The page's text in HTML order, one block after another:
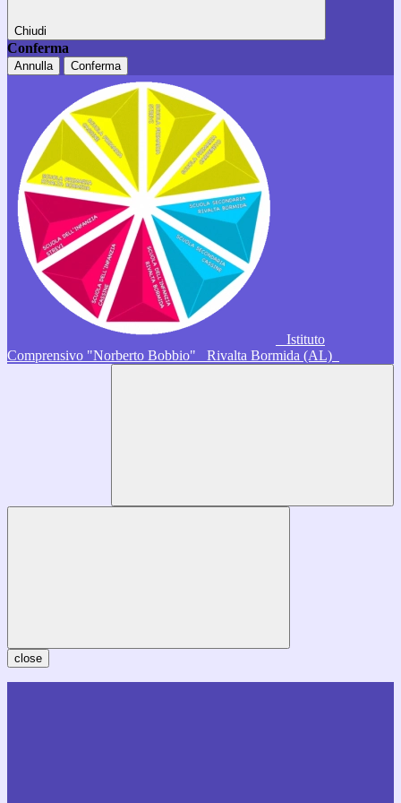
Chiudi
Conferma
Annulla Conferma
Istituto
Comprensivo "Norberto Bobbio"
Rivalta Bormida (AL)
close